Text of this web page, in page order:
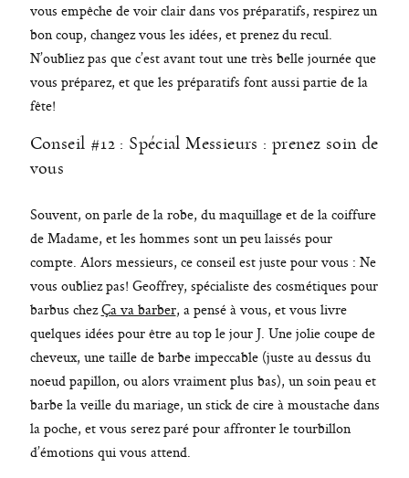
vous empêche de voir clair dans vos préparatifs, respirez un
bon coup, changez vous les idées, et prenez du recul.
N’oubliez pas que c’est avant tout une très belle journée que
vous préparez, et que les préparatifs font aussi partie de la
fête!
Conseil #12 : Spécial Messieurs : prenez soin de
vous
Souvent, on parle de la robe, du maquillage et de la coiffure
de Madame, et les hommes sont un peu laissés pour
compte. Alors messieurs, ce conseil est juste pour vous : Ne
vous oubliez pas! Geoffrey, spécialiste des cosmétiques pour
barbus chezÇa va barber, a pensé à vous, et vous livre
quelques idées pour être au top le jour J. Une jolie coupe de
cheveux, une taille de barbe impeccable (juste au dessus du
noeud papillon, ou alors vraiment plus bas), un soin peau et
barbe la veille du mariage, un stick de cire à moustache dans
la poche, et vous serez paré pour affronter le tourbillon
d’émotions qui vous attend.